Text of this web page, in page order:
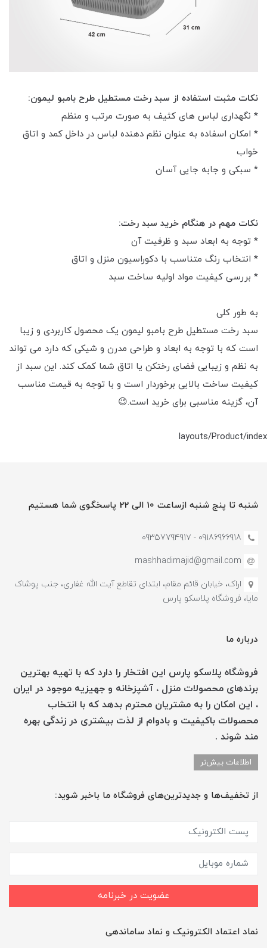
نکات مثبت استفاده از سبد رخت مستطیل طرح بامبو لیمون:
* نگهداری لباس های کثیف به صورت مرتب و منظم
* امکان اسفاده به عنوان نظم دهنده لباس در داخل کمد و اتاق
خواب
* سبکی و جابه جایی آسان
نکات مهم در هنگام خرید سبد رخت:
* توجه به ابعاد سبد و ظرفیت آن
* انتخاب رنگ متناسب با دکوراسیون منزل و اتاق
* بررسی کیفیت مواد اولیه ساخت سبد
به طور کلی
سبد رخت مستطیل طرح بامبو لیمون یک محصول کاربردی و زیبا
است که با توجه به ابعاد و طراحی مدرن و شیکی که دارد می تواند
به نظم و زیبایی فضای رختکن یا اتاق شما کمک کند. این سبد از
کیفیت ساخت بالایی برخوردار است و با توجه به قیمت مناسب
آن، گزینه مناسبی برای خرید است.😉
layouts/Product/index
شنبه تا پنج شنبه ازساعت 10 الی 22 پاسخگوی شما هستیم
09186966918 - 0935779491۷
mashhadimajid@gmail.com
اراک، خیابان قائم مقام، ابتدای تقاطع آیت الله غفاری، جنب پوشاک
مایا، فروشگاه پلاسکو پارس
درباره ما
فروشگاه پلاسکو پارس این افتخار را دارد که با تهیه بهترین
برندهای محصولات منزل ، آشپزخانه و جهیزیه موجود در ایران
، این امکان را به مشتریان محترم بدهد که با انتخاب
محصولات باکیفیت و بادوام از لذت بیشتری در زندگی بهره
مند شوند .
اطلاعات بیش‌تر
از تخفیف‌ها و جدیدترین‌های فروشگاه ما باخبر شوید:
عضویت در خبرنامه
نماد اعتماد الکترونیک و نماد ساماندهی